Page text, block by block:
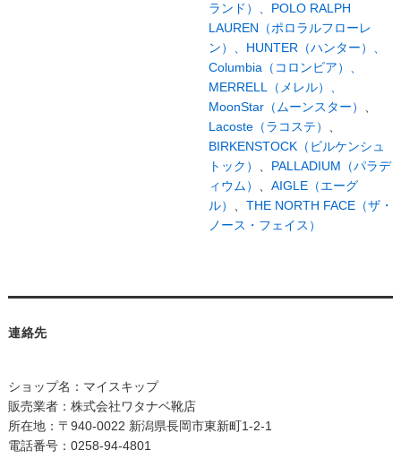
ランド）、 POLO RALPH
LAUREN（ポロラルフローレ
ン）、 HUNTER（ハンター）、
Columbia（コロンビア）、
MERRELL（メレル）、
MoonStar（ムーンスター）
Lacoste（ラコステ）
BIRKENSTOCK（ビルケンシュ
トック）
PALLADIUM（パラデ
ィウム）
AIGLE（エーグ
ル）
THE NORTH FACE（ザ・
ノース・フェイス）
連絡先
ショップ名：マイスキップ
販売業者：株式会社ワタナベ靴店
所在地：〒940-0022 新潟県長岡市東新町1-2-1
電話番号：0258-94-4801